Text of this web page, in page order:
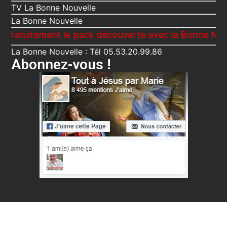
TV La Bonne Nouvelle
La Bonne Nouvelle
le pack découverte avec la Bonne
La Bonne Nouvelle : Tél 05.53.20.99.86
Abonnez-vous !